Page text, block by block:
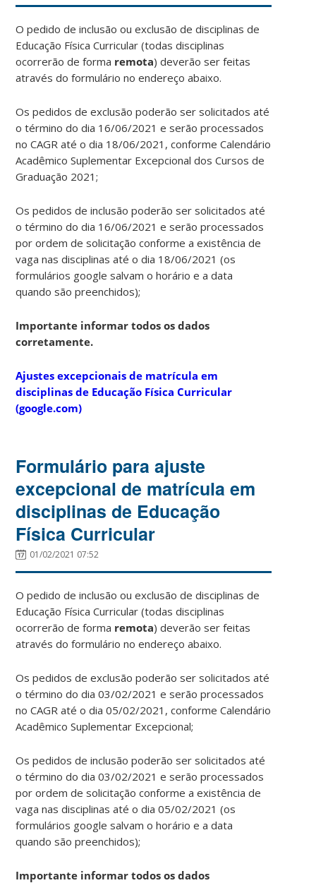
O pedido de inclusão ou exclusão de disciplinas de
Educação Física Curricular (todas disciplinas
ocorrerão de forma remota) deverão ser feitas
através do formulário no endereço abaixo.
Os pedidos de exclusão poderão ser solicitados até
o término do dia 16/06/2021 e serão processados
no CAGR até o dia 18/06/2021, conforme Calendário
Acadêmico Suplementar Excepcional dos Cursos de
Graduação 2021;
Os pedidos de inclusão poderão ser solicitados até
o término do dia 16/06/2021 e serão processados
por ordem de solicitação conforme a existência de
vaga nas disciplinas até o dia 18/06/2021 (os
formulários google salvam o horário e a data
quando são preenchidos);
Importante informar todos os dados
corretamente.
Ajustes excepcionais de matrícula em
disciplinas de Educação Física Curricular
(google.com)
Formulário para ajuste
excepcional de matrícula em
disciplinas de Educação
Física Curricular
01/02/2021 07:52
O pedido de inclusão ou exclusão de disciplinas de
Educação Física Curricular (todas disciplinas
ocorrerão de forma remota) deverão ser feitas
através do formulário no endereço abaixo.
Os pedidos de exclusão poderão ser solicitados até
o término do dia 03/02/2021 e serão processados
no CAGR até o dia 05/02/2021, conforme Calendário
Acadêmico Suplementar Excepcional;
Os pedidos de inclusão poderão ser solicitados até
o término do dia 03/02/2021 e serão processados
por ordem de solicitação conforme a existência de
vaga nas disciplinas até o dia 05/02/2021 (os
formulários google salvam o horário e a data
quando são preenchidos);
Importante informar todos os dados